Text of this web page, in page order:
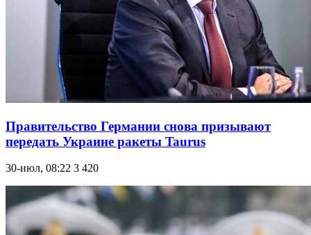
Правительство Германии снова призывают
передать Украине ракеты Taurus
30-июл, 08:22 3 420